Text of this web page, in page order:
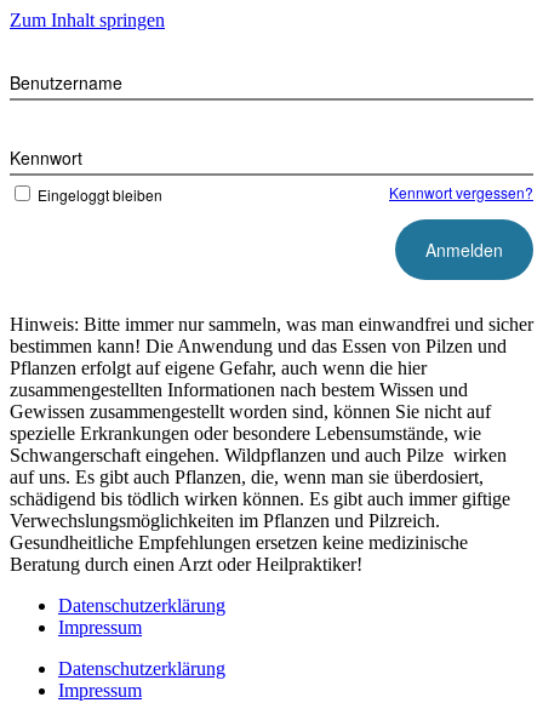
Zum Inhalt springen
Benutzername
Kennwort
Eingeloggt bleiben Kennwort vergessen?
Hinweis: Bitte immer nur sammeln, was man einwandfrei und sicher
bestimmen kann! Die Anwendung und das Essen von Pilzen und
Pflanzen erfolgt auf eigene Gefahr, auch wenn die hier
zusammengestellten Informationen nach bestem Wissen und
Gewissen zusammengestellt worden sind, können Sie nicht auf
spezielle Erkrankungen oder besondere Lebensumstände, wie
Schwangerschaft eingehen. Wildpflanzen und auch Pilze wirken
auf uns. Es gibt auch Pflanzen, die, wenn man sie überdosiert,
schädigend bis tödlich wirken können. Es gibt auch immer giftige
Verwechslungsmöglichkeiten im Pflanzen und Pilzreich.
Gesundheitliche Empfehlungen ersetzen keine medizinische
Beratung durch einen Arzt oder Heilpraktiker!
Datenschutzerklärung
Impressum
Datenschutzerklärung
Impressum